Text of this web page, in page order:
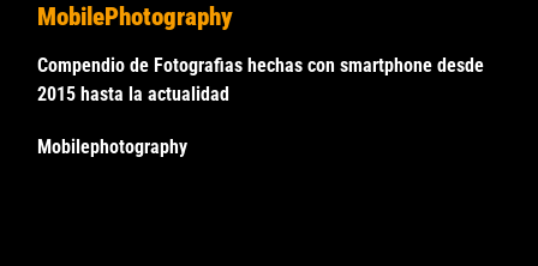
MobilePhotography
Compendio de Fotografias hechas con smartphone desde
2015 hasta la actualidad
Mobilephotography